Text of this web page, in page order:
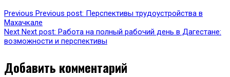
Previous Previous post: Перспективы трудоустройства в
Махачкале
Next Next post: Работа на полный рабочий день в Дагестане:
возможности и перспективы
Добавить комментарий